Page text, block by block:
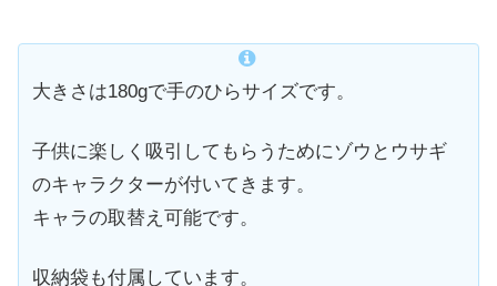
大きさは180gで手のひらサイズです。
子供に楽しく吸引してもらうためにゾウとウサギ
のキャラクターが付いてきます。
キャラの取替え可能です。
収納袋も付属しています。